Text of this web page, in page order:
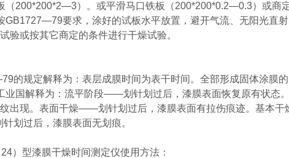
（200*200*2—3）。或平滑马口铁板（200*200*0.2—0.3）或商定
GB1727—79要求，涂好的试板水平放置，避开气流、无阳光直
验或按其它商定的条件进行干燥试验。
的规定解释为：表层成膜时间为表干时间。全部形成固体涂膜的
业国解释为：流平阶段——划针划过后，漆膜表面恢复原有状态
出现。表面干燥——划针划过后，漆膜表面有拉伤痕迹。基本
划过后，漆膜表面无划痕。
）型漆膜干燥时间测定仪使用方法：